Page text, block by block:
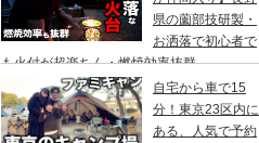
県の薗部技研製・
お洒落で初心者で
も火付が超楽ちん・燃焼効率抜群
自宅から車で15
分！東京23区内に
ある、人気で予約